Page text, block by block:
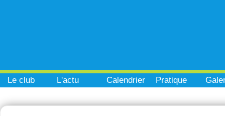
Le club L'actu Calendrier Pratique